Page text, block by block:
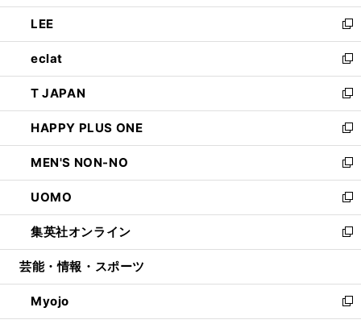
開
く
ウ
で
開
く
ン
ド
ウ
で
開
く
ウ
ィ
ン
ド
ウ
で
開
く
し
い
ウ
ィ
ン
ド
ウ
で
開
く
LEE
新
し
い
ウ
ィ
ン
ド
ウ
で
開
く
eclat
新
し
い
ウ
ィ
ン
ド
ウ
で
開
く
T JAPAN
新
し
い
ウ
ィ
ン
ド
ウ
で
開
HAPPY PLUS ONE
新
し
い
ウ
ィ
ン
ド
ウ
開
く
MEN'S NON-NO
新
し
い
ウ
ィ
ン
ウ
で
開
UOMO
新
し
い
ウ
ン
ド
ウ
集英社オンライン
新
し
ウ
ィ
ン
芸能・情報・スポーツ
Myojo
新